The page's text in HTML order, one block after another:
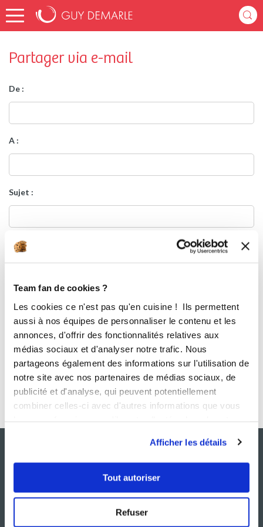
Team fan de cookies ?
Les cookies ce n'est pas qu'en cuisine ! Ils permettent
aussi à nos équipes de personnaliser le contenu et les
annonces, d'offrir des fonctionnalités relatives aux
médias sociaux et d'analyser notre trafic. Nous
partageons également des informations sur l'utilisation de
notre site avec nos partenaires de médias sociaux, de
publicité et d'analyse, qui peuvent potentiellement
combiner celles-ci avec d'autres informations que vous
Afficher les détails
Tout autoriser
Refuser
Partager via e-mail
De :
A :
Sujet :
Message :
Envoyer